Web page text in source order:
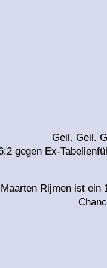
Geil. Geil.
gegen Ex-
Maarten Rijmen ist ein